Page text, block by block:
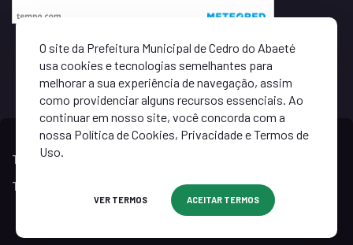
Todos os direitos reservados ©
TWD
Política de privacidade
O site da Prefeitura Municipal de Cedro do Abaeté
usa cookies e tecnologias semelhantes para
melhorar a sua experiência de navegação, assim
como providenciar alguns recursos essenciais. Ao
continuar em nosso site, você concorda com a
nossa Política de Cookies, Privacidade e Termos de
Uso.
VER TERMOS ACEITAR TERMOS